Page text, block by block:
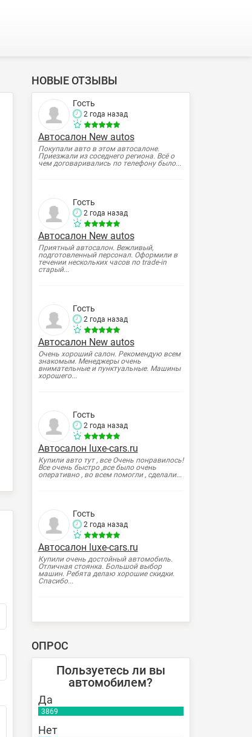
НОВЫЕ ОТЗЫВЫ
Гость
2 года назад
Автосалон New autos
Покупали авто в этом автосалоне.
Приезжали из соседнего региона. Всё о
чем договаривались по телефону было...
Гость
2 года назад
Автосалон New autos
Приятный автосалон. Вежливый,
подготовленный персонал. Оформили в
течении нескольких часов по trade-in
старый...
Гость
2 года назад
Автосалон New autos
Очень хороший салон. Рекомендую всем
знакомым. Менеджеры очень
внимательные и пунктуальные. Машины
хорошего...
Гость
2 года назад
Автосалон luxe-cars.ru
Купили авто тут , все Очень понравилось!
Все очень быстро ,все было очень
оперативно , во всем помогли , сделали...
Гость
2 года назад
Автосалон luxe-cars.ru
Купили очень достойный автомобиль.
Отличная стоянка. Большой выбор
машин. Ребята делаю хорошие скидки.
Спасибо...
ОПРОС
Пользуетесь ли вы
автомобилем?
Да
3869
Нет